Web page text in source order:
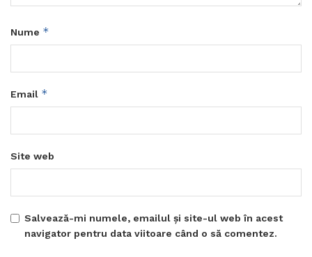
Nume *
Email *
Site web
Salvează-mi numele, emailul și site-ul web în acest
navigator pentru data viitoare când o să comentez.